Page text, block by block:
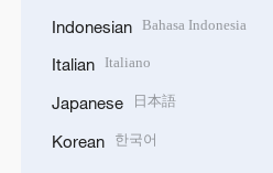
Indonesian Bahasa Indonesia
Italian Italiano
Japanese 日本語
Korean 한국어